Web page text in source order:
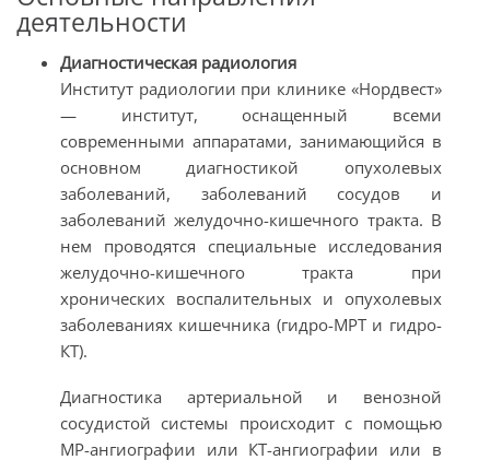
деятельности
Диагностическая радиология
Институт радиологии при клинике «Нордвест»
— институт, оснащенный всеми
современными аппаратами, занимающийся в
основном диагностикой опухолевых
заболеваний, заболеваний сосудов и
заболеваний желудочно-кишечного тракта. В
нем проводятся специальные исследования
желудочно-кишечного тракта при
хронических воспалительных и опухолевых
заболеваниях кишечника (гидро-МРТ и гидро-
КТ).
Диагностика артериальной и венозной
сосудистой системы происходит с помощью
МР-ангиографии или КТ-ангиографии или в